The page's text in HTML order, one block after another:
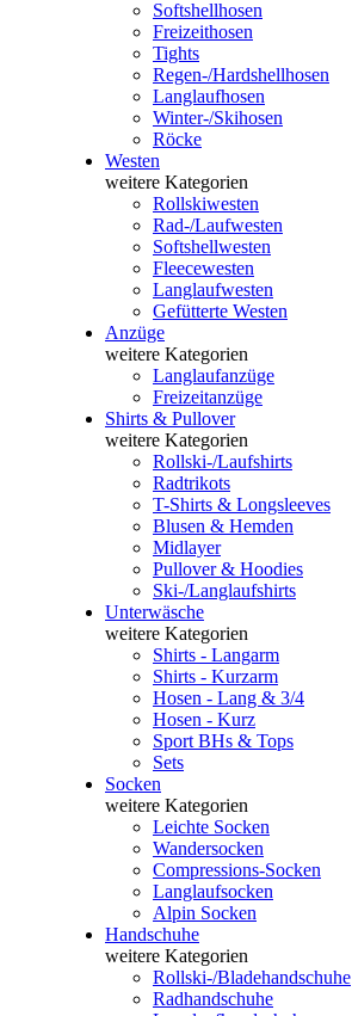
Softshellhosen
Freizeithosen
Tights
Regen-/Hardshellhosen
Langlaufhosen
Winter-/Skihosen
Röcke
Westen
weitere Kategorien
Rollskiwesten
Rad-/Laufwesten
Softshellwesten
Fleecewesten
Langlaufwesten
Gefütterte Westen
Anzüge
weitere Kategorien
Langlaufanzüge
Freizeitanzüge
Shirts & Pullover
weitere Kategorien
Rollski-/Laufshirts
Radtrikots
T-Shirts & Longsleeves
Blusen & Hemden
Midlayer
Pullover & Hoodies
Ski-/Langlaufshirts
Unterwäsche
weitere Kategorien
Shirts - Langarm
Shirts - Kurzarm
Hosen - Lang & 3/4
Hosen - Kurz
Sport BHs & Tops
Sets
Socken
weitere Kategorien
Leichte Socken
Wandersocken
Compressions-Socken
Langlaufsocken
Alpin Socken
Handschuhe
weitere Kategorien
Rollski-/Bladehandschuhe
Radhandschuhe